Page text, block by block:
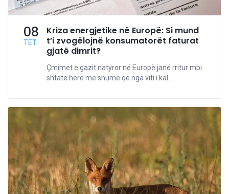
08
TET
Kriza energjetike në Europë: Si mund
t’i zvogëlojnë konsumatorët faturat
gjatë dimrit?
Çmimet e gazit natyror në Europë janë rritur mbi
shtatë herë më shumë që nga viti i kal...